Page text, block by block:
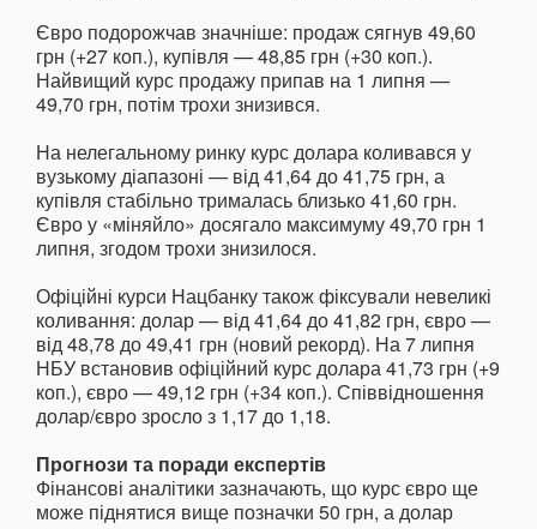
Євро подорожчав значніше: продаж сягнув 49,60
грн (+27 коп.), купівля — 48,85 грн (+30 коп.).
Найвищий курс продажу припав на 1 липня —
49,70 грн, потім трохи знизився.
На нелегальному ринку курс долара коливався у
вузькому діапазоні — від 41,64 до 41,75 грн, а
купівля стабільно трималась близько 41,60 грн.
Євро у «міняйло» досягало максимуму 49,70 грн 1
липня, згодом трохи знизилося.
Офіційні курси Нацбанку також фіксували невеликі
коливання: долар — від 41,64 до 41,82 грн, євро —
від 48,78 до 49,41 грн (новий рекорд). На 7 липня
НБУ встановив офіційний курс долара 41,73 грн (+9
коп.), євро — 49,12 грн (+34 коп.). Співвідношення
долар/євро зросло з 1,17 до 1,18.
Прогнози та поради експертів
Фінансові аналітики зазначають, що курс євро ще
може піднятися вище позначки 50 грн, а долар